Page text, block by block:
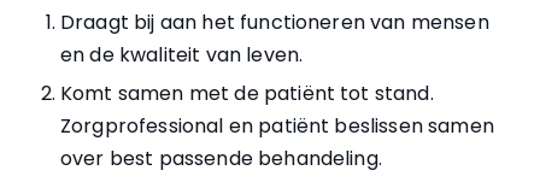
Draagt bij aan het functioneren van mensen
en de kwaliteit van leven.
Komt samen met de patiënt tot stand.
Zorgprofessional en patiënt beslissen samen
over best passende behandeling.